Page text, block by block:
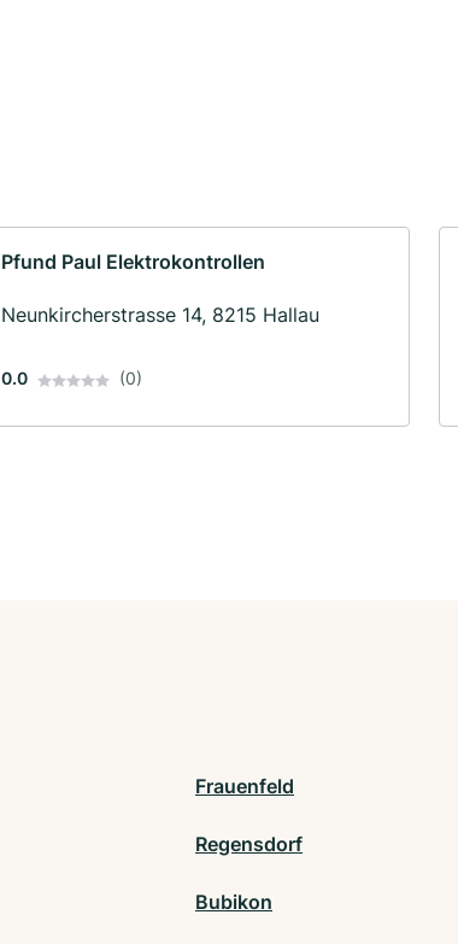
Pfund Paul Elektrokontrollen
Neunkircherstrasse 14, 8215 Hallau
0.0 (0)
Frauenfeld
Regensdorf
Bubikon